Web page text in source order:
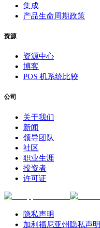
集成
产品生命周期政策
资源
资源中心
博客
POS 机系统比较
公司
关于我们
新闻
领导团队
社区
职业生涯
投资者
许可证
隐私声明
加利福尼亚州隐私声明